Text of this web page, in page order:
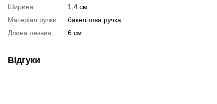
Ширина
1,4 см
Матеріал ручки
бакелітова ручка
Длина лезвия
6 см
Відгуки